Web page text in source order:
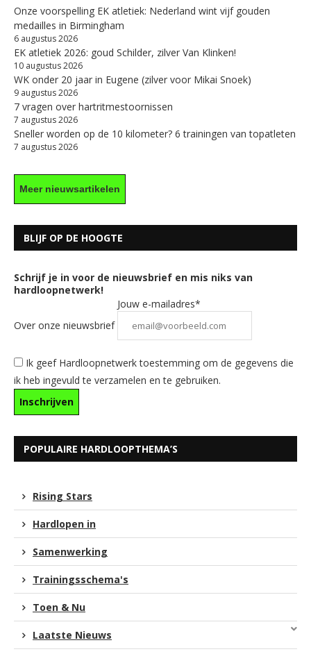
Onze voorspelling EK atletiek: Nederland wint vijf gouden
medailles in Birmingham
6 augustus 2026
EK atletiek 2026: goud Schilder, zilver Van Klinken!
10 augustus 2026
WK onder 20 jaar in Eugene (zilver voor Mikai Snoek)
9 augustus 2026
7 vragen over hartritmestoornissen
7 augustus 2026
Sneller worden op de 10 kilometer? 6 trainingen van topatleten
7 augustus 2026
Meer nieuwsartikelen
BLIJF OP DE HOOGTE
Schrijf je in voor de nieuwsbrief en mis niks van
hardloopnetwerk!
Over onze nieuwsbrief
Jouw e-mailadres*
Ik geef Hardloopnetwerk toestemming om de gegevens die
ik heb ingevuld te verzamelen en te gebruiken.
POPULAIRE HARDLOOPTHEMA’S
Rising Stars
Hardlopen in
Samenwerking
Trainingsschema's
Toen & Nu
Laatste Nieuws